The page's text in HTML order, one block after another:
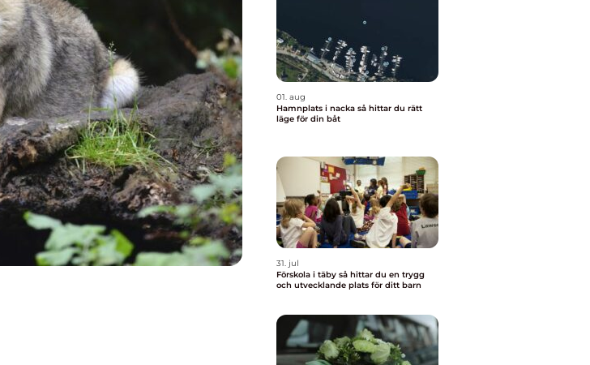
01. aug
Hamnplats i nacka så hittar du rätt
läge för din båt
31. jul
Förskola i täby så hittar du en trygg
och utvecklande plats för ditt barn